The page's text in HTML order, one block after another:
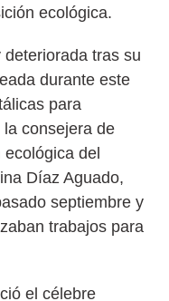
ecológica.
tras su
durante este
para
consejera de
del
Díaz Aguado,
septiembre y
trabajos para
el célebre